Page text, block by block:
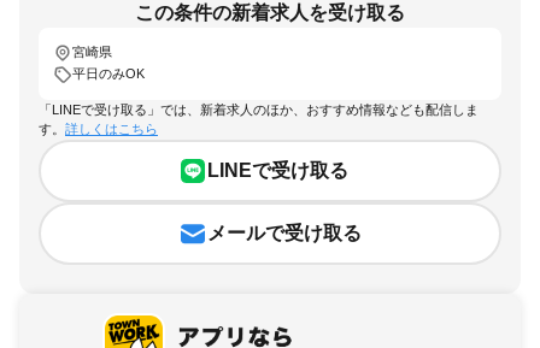
この条件の新着求人を受け取る
宮崎県
平日のみOK
「LINEで受け取る」では、新着求人のほか、おすすめ情報なども配信しま
す。 詳しくはこちら
LINEで受け取る
メールで受け取る